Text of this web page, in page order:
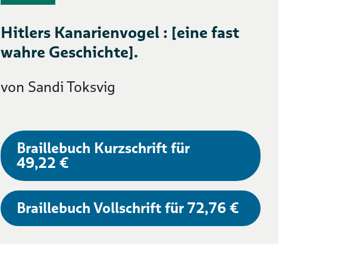
Hitlers Kanarienvogel : [eine fast
wahre Geschichte].
von Sandi Toksvig
Braillebuch Kurzschrift für
49,22 €
Braillebuch Vollschrift für 72,76 €